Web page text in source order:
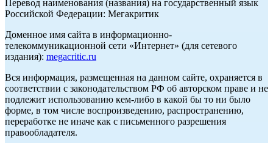
Перевод наименования (названия) на государственный язык
Российской Федерации: Мегакритик
Доменное имя сайта в информационно-
телекоммуникационной сети «Интернет» (для сетевого
издания): megacritic.ru
Вся информация, размещенная на данном сайте, охраняется в
соответствии с законодательством РФ об авторском праве и не
подлежит использованию кем-либо в какой бы то ни было
форме, в том числе воспроизведению, распространению,
переработке не иначе как с письменного разрешения
правообладателя.